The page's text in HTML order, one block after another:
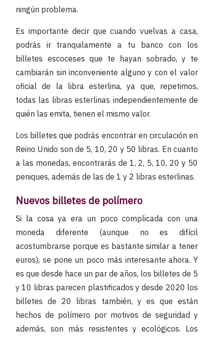
ningún problema.
Es importante decir que cuando vuelvas a casa,
podrás ir tranquilamente a tu banco con los
billetes escoceses que te hayan sobrado, y te
cambiarán sin inconveniente alguno y con el valor
oficial de la libra esterlina, ya que, repetimos,
todas las libras esterlinas independientemente de
quién las emita, tienen el mismo valor.
Los billetes que podrás encontrar en circulación en
Reino Unido son de 5, 10, 20 y 50 libras. En cuanto
a las monedas, encontrarás de 1, 2, 5, 10, 20 y 50
peniques, además de las de 1 y 2 libras esterlinas.
Nuevos billetes de polímero
Si la cosa ya era un poco complicada con una
moneda diferente (aunque no es difícil
acostumbrarse porque es bastante similar a tener
euros), se pone un poco más interesante ahora. Y
es que desde hace un par de años, los billetes de 5
y 10 libras parecen plastificados y desde 2020 los
billetes de 20 libras también, y es que están
hechos de polímero por motivos de seguridad y
además, son más resistentes y ecológicos. Los